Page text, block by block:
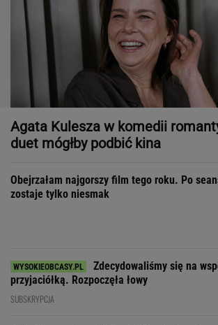
Agata Kulesza w komedii
duet mógłby podbić kina
Obejrzałam najgorszy film tego roku. Po
zostaje tylko niesmak
Zdecydowaliśmy się na
przyjaciółką. Rozpoczęła łowy
SUBSKRYPCJA